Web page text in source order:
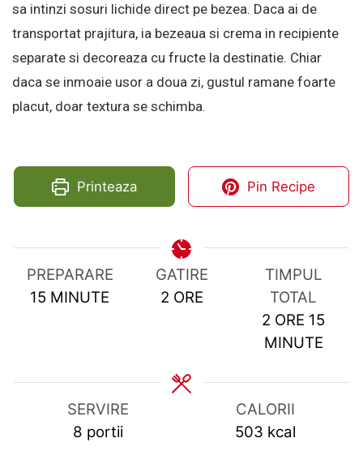
sa intinzi sosuri lichide direct pe bezea. Daca ai de
transportat prajitura, ia bezeaua si crema in recipiente
separate si decoreaza cu fructe la destinatie. Chiar
daca se inmoaie usor a doua zi, gustul ramane foarte
placut, doar textura se schimba.
Printeaza Pin Recipe
PREPARARE
15 MINUTES
MINUTE
GATIRE
2HOURS
ORE
TIMPUL
TOTAL
2 HOURS
ORE 15
MINUTE
SERVIRE
8 portii
CALORII
503 kcal